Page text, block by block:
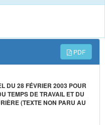
PDF
DU 28 FÉVRIER 2003 POUR
TEMPS DE TRAVAIL ET DU
(TEXTE NON PARU AU